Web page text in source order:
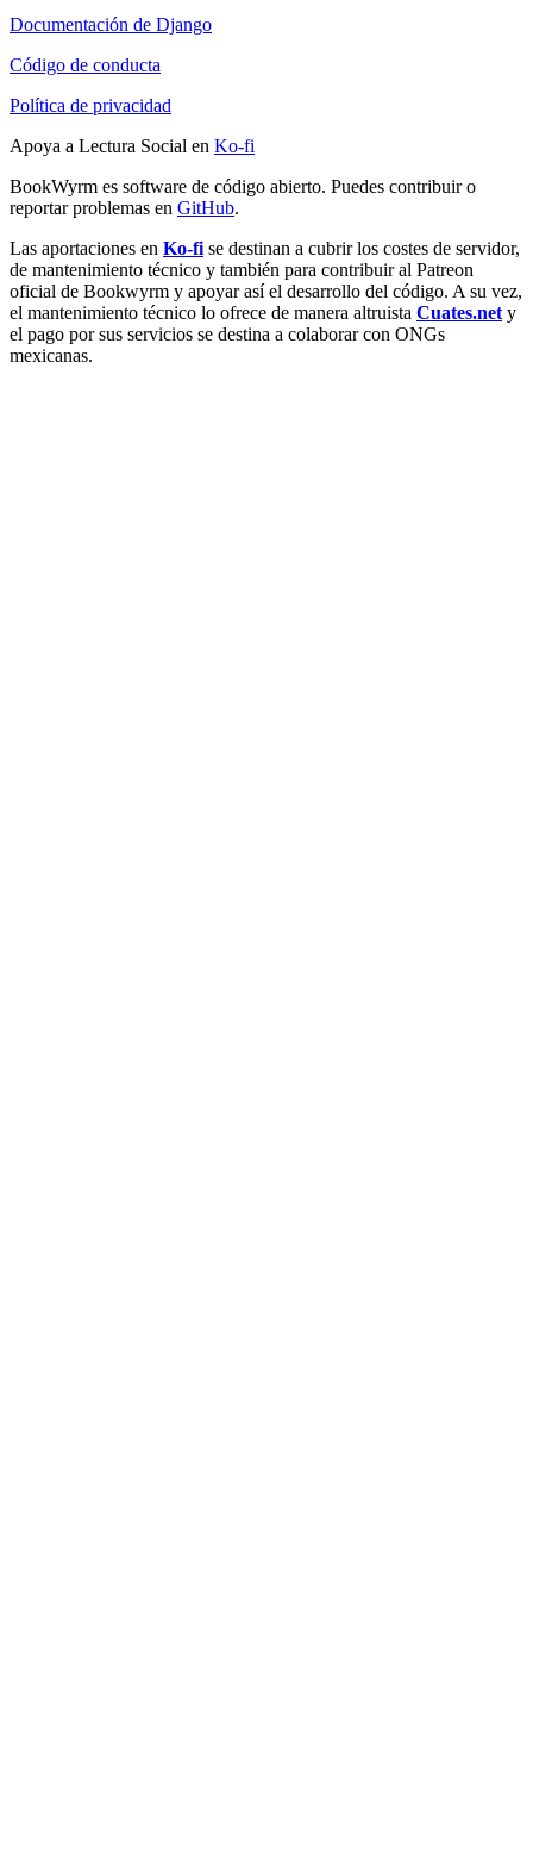
Documentación de Django
Código de conducta
Política de privacidad
Apoya a Lectura Social en Ko-fi
BookWyrm es software de código abierto. Puedes contribuir o
reportar problemas en GitHub.
Las aportaciones en Ko-fi se destinan a cubrir los costes de servidor,
de mantenimiento técnico y también para contribuir al Patreon
oficial de Bookwyrm y apoyar así el desarrollo del código. A su vez,
el mantenimiento técnico lo ofrece de manera altruista Cuates.net y
el pago por sus servicios se destina a colaborar con ONGs
mexicanas.